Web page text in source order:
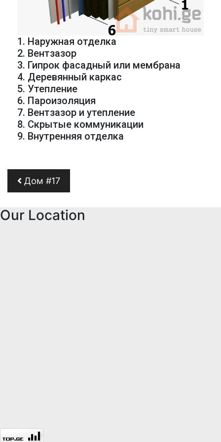
1. Наружная отделка
2. Вентзазор
3. Гипрок фасадный или мембрана
4. Деревянный каркас
5. Утепление
6. Пароизоляция
7. Вентзазор и утепление
8. Скрытые коммуникации
9. Внутренняя отделка
Навигация по записям
Дом #17
Our Location